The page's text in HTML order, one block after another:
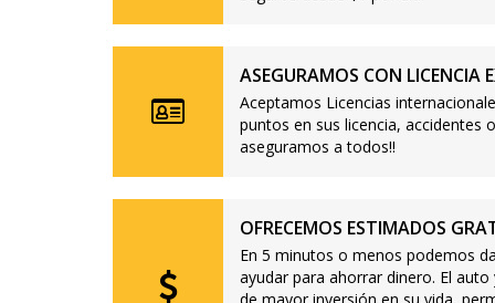
ASEGURAMOS CON LICENCIA
Aceptamos Licencias
puntos en sus licencia,
aseguramos a todos!!
OFRECEMOS ESTIMADOS
En 5 minutos o menos podemos
ayudar para ahorrar dinero. El
de mayor inversión en su vida,